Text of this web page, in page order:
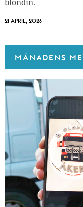
blondin.
21 APRIL, 2026
MÅNADENS